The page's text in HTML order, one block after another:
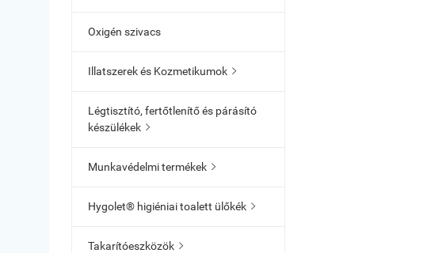
Oxigén szivacs
Illatszerek és Kozmetikumok 
Légtisztító, fertőtlenítő és párásító
készülékek 
Munkavédelmi termékek 
Hygolet® higiéniai toalett ülőkék 
Takarítóeszközök 